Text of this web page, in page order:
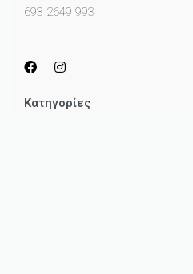
693 2649 993
Κατηγορίες